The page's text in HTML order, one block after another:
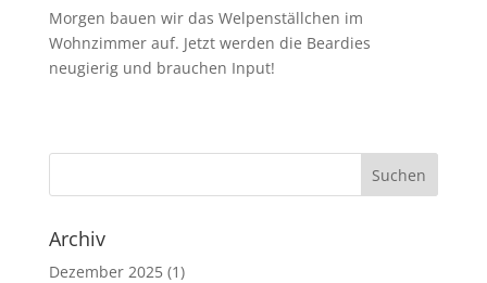
Morgen bauen wir das Welpenställchen im
Wohnzimmer auf. Jetzt werden die Beardies
neugierig und brauchen Input!
Archiv
Dezember 2025(1)